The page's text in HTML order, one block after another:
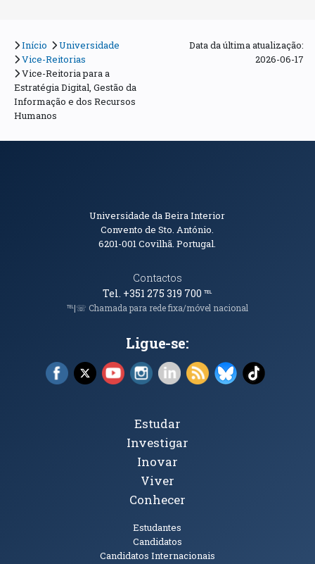
Início
Universidade
Vice-Reitorias
Vice-Reitoria para a
Estratégia Digital, Gestão da
Informação e dos Recursos
Humanos
Data da última atualização:
2026-06-17
Informações de Contacto
Universidade da Beira Interior
Convento de Sto. António.
6201-001Covilhã. Portugal.
Contactos
Tel. +351 275 319 700℡
℡|☏ Chamada para rede fixa/móvel nacional
Ligue-se:
Facebook (abre em nova janela)
X (abre em nova janela)
YouTube (abre em nova janela)
Instagram (abre em nova janela)
LinkedIn (abre em nova
RSS (abre em nova
Bluesky (abre
TikTok
Tópicos Principais
Estudar
Investigar
Inovar
Viver
Conhecer
Estudantes
Candidatos
Candidatos Internacionais